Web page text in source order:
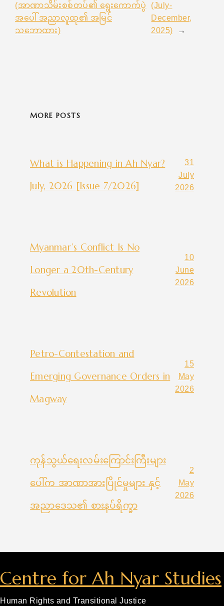
(အာဏာသိမ်းစစ်တပ်၏ ရွေးကောက်ပွဲ
အပေါ် အညာလူထု၏ အမြင်
သဘောထား)
(July-
December,
2025)
→
MORE POSTS
What is Happening in Ah Nyar?
July, 2026 [Issue 7/2026]
31
July
2026
Myanmar’s Conflict Is No
Longer a 20th-Century
Revolution
10
June
2026
Petro-Contestation and
Emerging Governance Orders in
Magway
15
May
2026
ကုန်သွယ်ရေးလမ်းကြောင်းကြီးများ
ပေါ်က အာဏာအားပြိုင်မှုများ နှင့်
အညာဒေသ၏ စားနပ်ရိက္ခာ
2
May
2026
Centre for Ah Nyar Studies
Human Rights and Transitional Justice